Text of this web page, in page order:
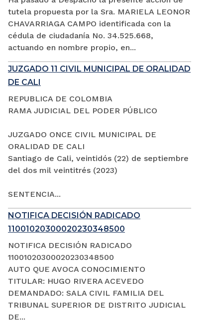
tutela propuesta por la Sra. MARIELA LEONOR
CHAVARRIAGA CAMPO identificada con la
cédula de ciudadanía No. 34.525.668,
actuando en nombre propio, en...
JUZGADO 11 CIVIL MUNICIPAL DE ORALIDAD
DE CALI
REPUBLICA DE COLOMBIA
RAMA JUDICIAL DEL PODER PÚBLICO
JUZGADO ONCE CIVIL MUNICIPAL DE
ORALIDAD DE CALI
Santiago de Cali, veintidós (22) de septiembre
del dos mil veintitrés (2023)
SENTENCIA...
NOTIFICA DECISIÓN RADICADO
11001020300020230348500
NOTIFICA DECISIÓN RADICADO
11001020300020230348500
AUTO QUE AVOCA CONOCIMIENTO
TITULAR: HUGO RIVERA ACEVEDO
DEMANDADO: SALA CIVIL FAMILIA DEL
TRIBUNAL SUPERIOR DE DISTRITO JUDICIAL
DE...